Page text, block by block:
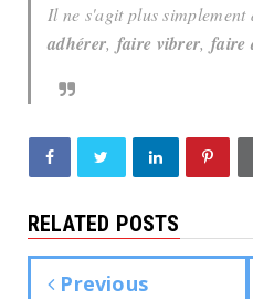
Il ne s'agit plus
adhérer, faire vibrer, faire
RELATED POSTS
Previous